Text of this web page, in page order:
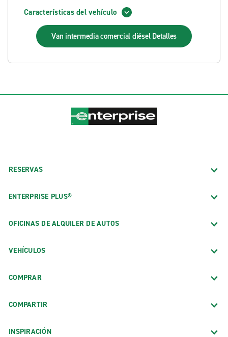
Características del vehículo
Van intermedia comercial diésel Detalles
RESERVAS
ENTERPRISE PLUS®
OFICINAS DE ALQUILER DE AUTOS
VEHÍCULOS
COMPRAR
COMPARTIR
INSPIRACIÓN